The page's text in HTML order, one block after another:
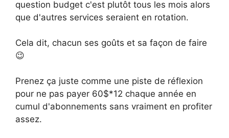
question budget c'est plutôt tous les mois alors
que d'autres services seraient en rotation.
Cela dit, chacun ses goûts et sa façon de faire
😉
Prenez ça juste comme une piste de réflexion
pour ne pas payer 60$*12 chaque année en
cumul d'abonnements sans vraiment en profiter
assez.